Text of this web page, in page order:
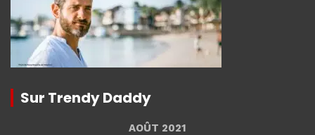
Sur Trendy Daddy
AOÛT 2021